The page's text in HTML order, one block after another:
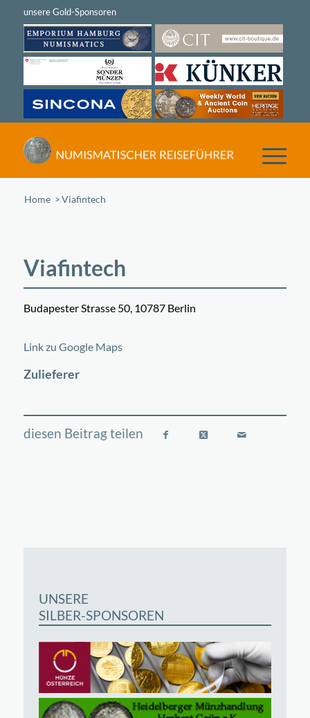
Home /Viafintech
Viafintech
Budapester Strasse 50, 10787 Berlin
+
Link zu Google Maps
Zulieferer
UNSERE
SILBER-SPONSOREN